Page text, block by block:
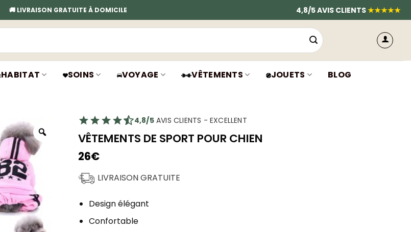
🚚 LIVRAISON GRATUITE À DOMICILE 4,8/5 AVIS CLIENTS★★★★★
HABITAT SOINS VOYAGE VÊTEMENTS JOUETS BLOG
4,8/5AVIS CLIENTS - EXCELLENT
VÊTEMENTS DE SPORT POUR CHIEN
26€
LIVRAISON GRATUITE
Design élégant
Confortable